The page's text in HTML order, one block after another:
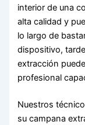
interior de una
alta calidad y
lo largo de
dispositivo,
extracción
profesional
Nuestros
su campana